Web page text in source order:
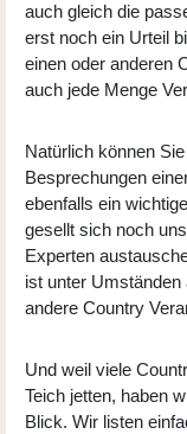
auch gleich die
erst noch ein Urteil
einen oder anderen
auch jede Menge
Natürlich können
Besprechungen
ebenfalls ein
gesellt sich noch
Experten
ist unter
andere Country
Und weil viele
Teich jetten, haben
Blick. Wir listen